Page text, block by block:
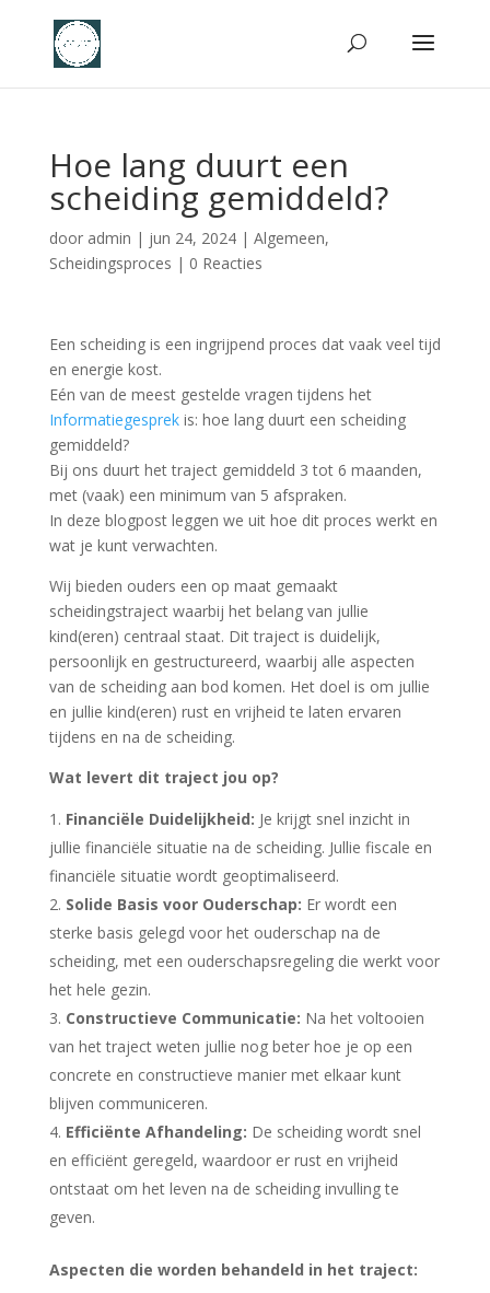
Hoe lang duurt een
scheiding gemiddeld?
door admin | jun 24, 2024| Algemeen,
Scheidingsproces | 0 Reacties
Een scheiding is een ingrijpend proces dat vaak veel tijd
en energie kost.
Eén van de meest gestelde vragen tijdens het
Informatiegesprekis: hoe lang duurt een scheiding
gemiddeld?
Bij ons duurt het traject gemiddeld 3 tot 6 maanden,
met (vaak) een minimum van 5 afspraken.
In deze blogpost leggen we uit hoe dit proces werkt en
wat je kunt verwachten.
Wij bieden ouders een op maat gemaakt
scheidingstraject waarbij het belang van jullie
kind(eren) centraal staat. Dit traject is duidelijk,
persoonlijk en gestructureerd, waarbij alle aspecten
van de scheiding aan bod komen. Het doel is om jullie
en jullie kind(eren) rust en vrijheid te laten ervaren
tijdens en na de scheiding.
Wat levert dit traject jou op?
Financiële Duidelijkheid: Je krijgt snel inzicht in
jullie financiële situatie na de scheiding. Jullie fiscale en
financiële situatie wordt geoptimaliseerd.
Solide Basis voor Ouderschap: Er wordt een
sterke basis gelegd voor het ouderschap na de
scheiding, met een ouderschapsregeling die werkt voor
het hele gezin.
Constructieve Communicatie: Na het voltooien
van het traject weten jullie nog beter hoe je op een
concrete en constructieve manier met elkaar kunt
blijven communiceren.
Efficiënte Afhandeling: De scheiding wordt snel
en efficiënt geregeld, waardoor er rust en vrijheid
ontstaat om het leven na de scheiding invulling te
geven.
Aspecten die worden behandeld in het traject: